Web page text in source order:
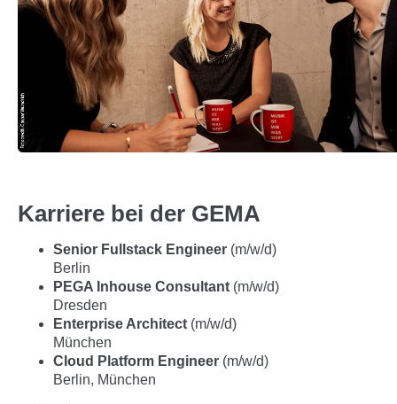
Karriere bei der GEMA
Senior Fullstack Engineer (m/w/d)
Berlin
PEGA Inhouse Consultant (m/w/d)
Dresden
Enterprise Architect (m/w/d)
München
Cloud Platform Engineer (m/w/d)
Berlin, München